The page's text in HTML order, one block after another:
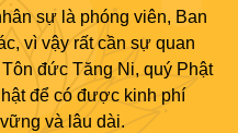
sự là phóng viên, Ban
vì vậy rất cần sự quan
đức Tăng Ni, quý Phật
để có được kinh phí
và lâu dài.